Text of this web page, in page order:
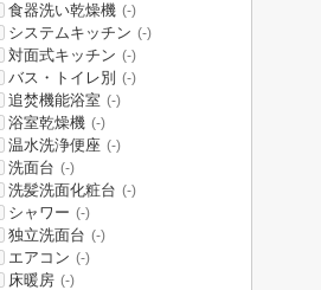
食器洗い乾燥機 (-)
システムキッチン (-)
対面式キッチン (-)
バス・トイレ別 (-)
追焚機能浴室 (-)
浴室乾燥機 (-)
温水洗浄便座 (-)
洗面台 (-)
洗髪洗面化粧台 (-)
シャワー (-)
独立洗面台 (-)
エアコン (-)
床暖房 (-)